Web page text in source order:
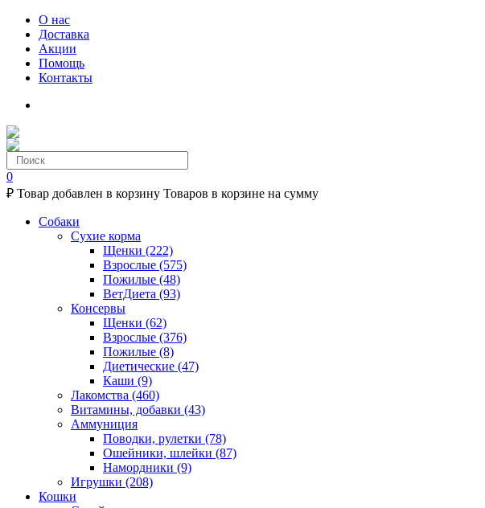
О нас
Доставка
Акции
Помощь
Контакты
0
₽ Товар добавлен в корзину Товаров в корзине на сумму
Собаки
Сухие корма
Щенки (222)
Взрослые (575)
Пожилые (48)
ВетДиета (93)
Консервы
Щенки (62)
Взрослые (376)
Пожилые (8)
Диетические (47)
Каши (9)
Лакомства (460)
Витамины, добавки (43)
Аммуниция
Поводки, рулетки (78)
Ошейники, шлейки (87)
Намордники (9)
Игрушки (208)
Кошки